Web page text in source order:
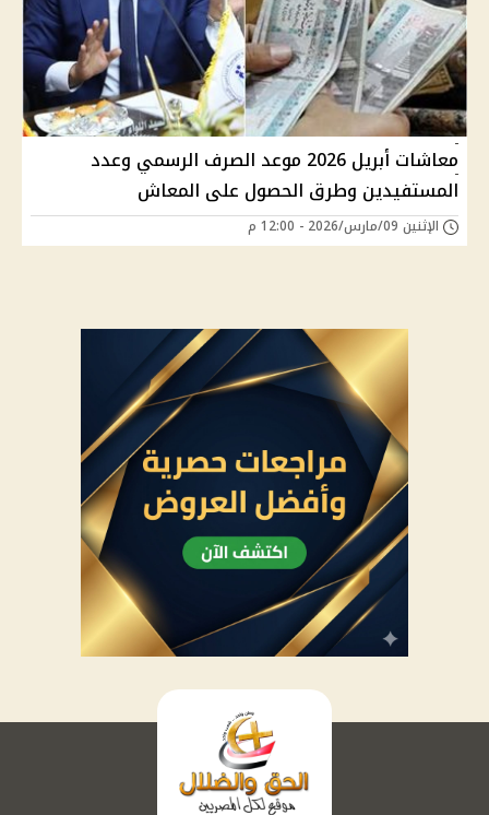
معاشات أبريل 2026 موعد الصرف الرسمي وعدد
المستفيدين وطرق الحصول على المعاش
الإثنين 09/مارس/2026 - 12:00 م